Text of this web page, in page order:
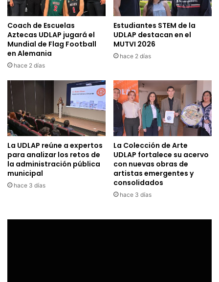
Coach de Escuelas
Aztecas UDLAP jugará el
Mundial de Flag Football
en Alemania
hace 2 días
Estudiantes STEM de la
UDLAP destacan en el
MUTVI 2026
hace 2 días
La UDLAP reúne a expertos
para analizar los retos de
la administración pública
municipal
hace 3 días
La Colección de Arte
UDLAP fortalece su acervo
con nuevas obras de
artistas emergentes y
consolidados
hace 3 días